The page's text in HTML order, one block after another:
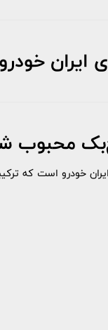
خودرو
ایران خودرو است که